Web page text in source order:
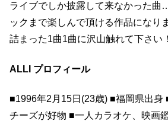
ライブでしか披露して来なかった曲
ックまで楽しんで頂ける作品になり
詰まった1曲1曲に沢⼭触れて下さい！
ALLI プロフィール
■1996年2⽉15⽇(23歳) ■福岡県出⾝
チーズが好物 ■⼀⼈カラオケ、映画